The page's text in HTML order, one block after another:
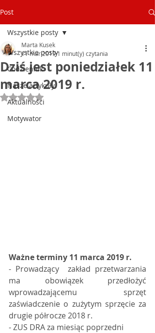
Post
Wszystkie posty
Codziennik
Nasze artykuły
Aktualności
Motywator
Wszystkie posty
Dziś jest poniedziałek 11
marca 2019 r.
Marta Kusek
11 mar 20191 minut(y) czytania
Oceniono na NaN z 5 gwiazdek.
Ważne terminy 11 marca 2019 r.
- Prowadzący  zakład przetwarzania
ma obowiązek przedłożyć
wprowadzającemu sprzęt
zaświadczenie o zużytym sprzęcie za
drugie półrocze 2018 r.
- ZUS DRA za miesiąc poprzedni